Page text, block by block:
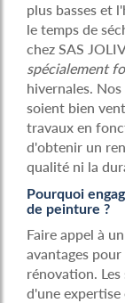
plus basses et
le temps de
chez SAS
spécialement
hivernales.
soient bien
travaux en
d'obtenir un
qualité ni la
Pourquoi
de peinture ?
Faire appel à
avantages
rénovation.
d'une